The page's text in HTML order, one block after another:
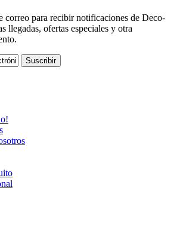
correo para recibir notificaciones de Deco-
llegadas, ofertas especiales y otra
Suscribir